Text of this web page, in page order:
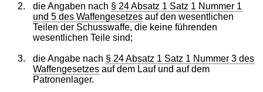
2. die Angaben nach § 24 Absatz 1 Satz 1 Nummer 1
und 5 des Waffengesetzesauf den wesentlichen
Teilen der Schusswaffe, die keine führenden
wesentlichen Teile sind;
3. die Angabe nach § 24 Absatz 1 Satz 1 Nummer 3 des
Waffengesetzesauf dem Lauf und auf dem
Patronenlager.